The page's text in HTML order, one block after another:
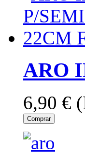
ARO
6,90 €
Comprar